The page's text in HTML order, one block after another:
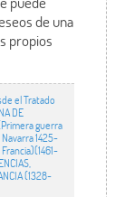
de una
propios
el Tratado
DE
guerra
1425-
(1328-